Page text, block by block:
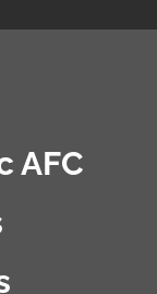
AFC